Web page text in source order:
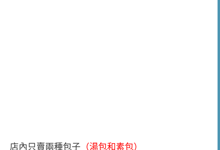
店內只賣兩種包子 （湯包和素包）